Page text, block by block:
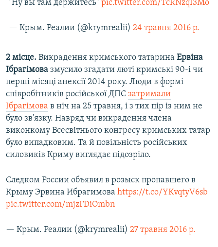
"Ну вы там держитесь" pic.twitter.com/TcRNzqI3Mo
— Крым. Реалии (@krymrealii) 24 травня 2016 р.
2 місце. Викрадення кримського татарина Ервіна
Ібрагімова змусило згадати люті кримські 90-і чи
перші місяці анексії 2014 року. Люди в формі
співробітників російської ДПС затримали
Ібрагімова в ніч на 25 травня, і з тих пір із ним не
було зв'язку. Навряд чи викрадення члена
виконкому Всесвітнього конгресу кримських татар
було випадковим. Та й повільність російських
силовиків Криму виглядає підозріло.
Следком России объявил в розыск пропавшего в
Крыму Эрвина Ибрагимова https://t.co/YKvqtyV6sb
pic.twitter.com/mjzFDiOmbn
— Крым. Реалии (@krymrealii) 27 травня 2016 р.